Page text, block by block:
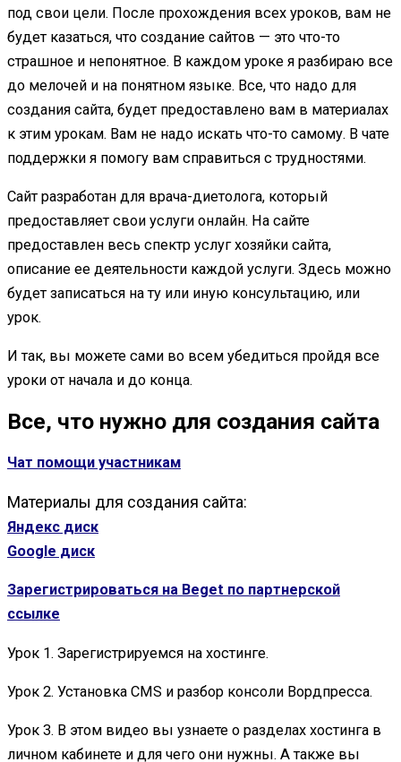
под свои цели. После прохождения всех уроков, вам не
будет казаться, что создание сайтов — это что-то
страшное и непонятное. В каждом уроке я разбираю все
до мелочей и на понятном языке. Все, что надо для
создания сайта, будет предоставлено вам в материалах
к этим урокам. Вам не надо искать что-то самому. В чате
поддержки я помогу вам справиться с трудностями.
Сайт разработан для врача-диетолога, который
предоставляет свои услуги онлайн. На сайте
предоставлен весь спектр услуг хозяйки сайта,
описание ее деятельности каждой услуги. Здесь можно
будет записаться на ту или иную консультацию, или
урок.
И так, вы можете сами во всем убедиться пройдя все
уроки от начала и до конца.
Все, что нужно для создания сайта
Чат помощи участникам
Материалы для создания сайта:
Яндекс диск
Google диск
Зарегистрироваться на Beget по партнерской
ссылке
Урок 1. Зарегистрируемся на хостинге.
Урок 2. Установка CMS и разбор консоли Вордпресса.
Урок 3. В этом видео вы узнаете о разделах хостинга в
личном кабинете и для чего они нужны. А также вы